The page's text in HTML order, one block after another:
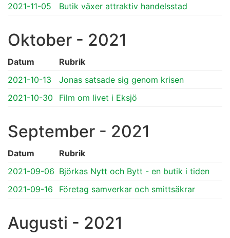
2021-11-05
Butik växer attraktiv handelsstad
Oktober - 2021
Datum
Rubrik
2021-10-13
Jonas satsade sig genom krisen
2021-10-30
Film om livet i Eksjö
September - 2021
Datum
Rubrik
2021-09-06 Björkas Nytt och Bytt - en butik i tiden
2021-09-16
Företag samverkar och smittsäkrar
Augusti - 2021